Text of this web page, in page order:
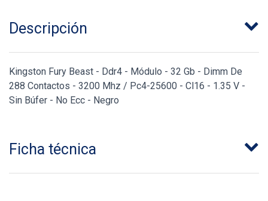
Descripción
Kingston Fury Beast - Ddr4 - Módulo - 32 Gb - Dimm De
288 Contactos - 3200 Mhz / Pc4-25600 - Cl16 - 1.35 V -
Sin Búfer - No Ecc - Negro
Ficha técnica